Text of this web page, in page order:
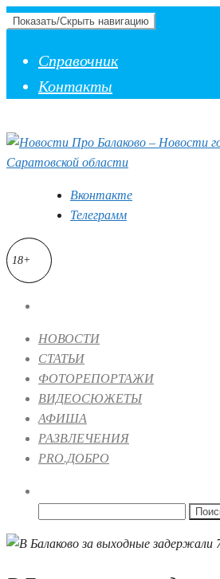
Показать/Скрыть навигацию
Справочник
Контакты
Вконтакте
Телеграмм
18+
НОВОСТИ
СТАТЬИ
ФОТОРЕПОРТАЖИ
ВИДЕОСЮЖЕТЫ
АФИША
РАЗВЛЕЧЕНИЯ
PRO.ДОБРО